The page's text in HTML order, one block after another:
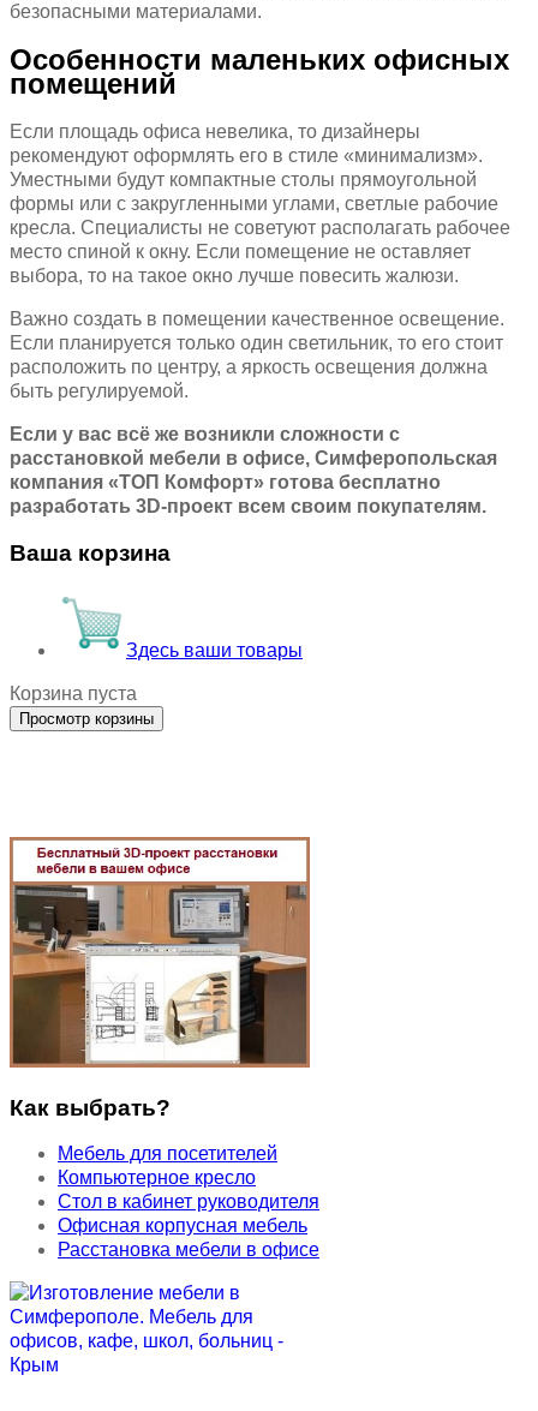
безопасными материалами.
Особенности маленьких офисных
помещений
Если площадь офиса невелика, то дизайнеры
рекомендуют оформлять его в стиле «минимализм».
Уместными будут компактные столы прямоугольной
формы или с закругленными углами, светлые рабочие
кресла. Специалисты не советуют располагать рабочее
место спиной к окну. Если помещение не оставляет
выбора, то на такое окно лучше повесить жалюзи.
Важно создать в помещении качественное освещение.
Если планируется только один светильник, то его стоит
расположить по центру, а яркость освещения должна
быть регулируемой.
Если у вас всё же возникли сложности с
расстановкой мебели в офисе, Симферопольская
компания «ТОП Комфорт» готова бесплатно
разработать 3D-проект всем своим покупателям.
Ваша корзина
Здесь ваши товары
Корзина пуста
Как выбрать?
Мебель для посетителей
Компьютерное кресло
Стол в кабинет руководителя
Офисная корпусная мебель
Расстановка мебели в офисе